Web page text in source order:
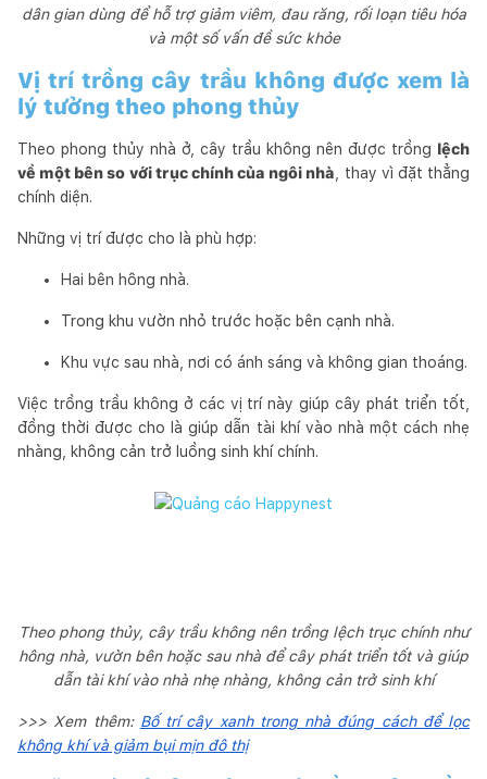
dân gian dùng để hỗ trợ giảm viêm, đau răng, rối loạn tiêu hóa
và một số vấn đề sức khỏe
Vị trí trồng cây trầu không được xem là
lý tưởng theo phong thủy
Theo phong thủy nhà ở, cây trầu không nên được trồng lệch
về một bên so với trục chính của ngôi nhà , thay vì đặt thẳng
chính diện.
Những vị trí được cho là phù hợp:
Hai bên hông nhà.
Trong khu vườn nhỏ trước hoặc bên cạnh nhà.
Khu vực sau nhà, nơi có ánh sáng và không gian thoáng.
Việc trồng trầu không ở các vị trí này giúp cây phát triển tốt,
đồng thời được cho là giúp dẫn tài khí vào nhà một cách nhẹ
nhàng, không cản trở luồng sinh khí chính.
Theo phong thủy, cây trầu không nên trồng lệch trục chính như
hông nhà, vườn bên hoặc sau nhà để cây phát triển tốt và giúp
dẫn tài khí vào nhà nhẹ nhàng, không cản trở sinh khí
>>> Xem thêm: Bố trí cây xanh trong nhà đúng cách để lọc
không khí và giảm bụi mịn đô thị